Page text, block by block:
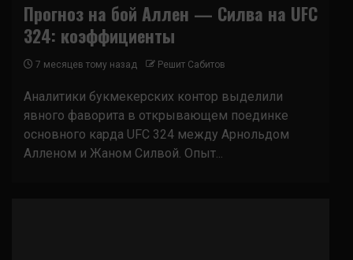
Прогноз на бой Аллен — Силва на UFC
324: коэффициенты
7 месяцев тому назад Решит Сабитов
Аналитики букмекерских контор выделили
явного фаворита в открывающем поединке
основного карда UFC 324 между Арнольдом
Алленом и Жаном Силвой. Опыт...